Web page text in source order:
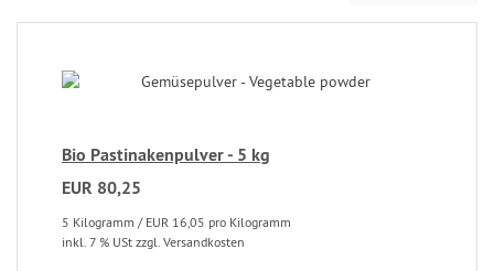
Bio Pastinakenpulver - 5 kg
EUR 80,25
5 Kilogramm / EUR 16,05 pro Kilogramm
inkl. 7 % USt zzgl. Versandkosten